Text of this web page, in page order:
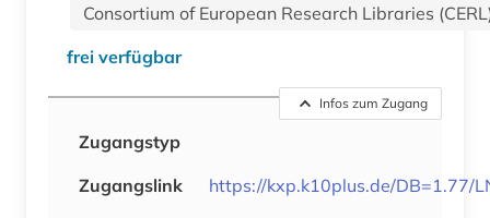
Consortium of European Research Libraries
frei verfügbar
Infos zum Zugang
Zugangstyp
Zugangslink
https://kxp.k10plus.de/DB=1.77/